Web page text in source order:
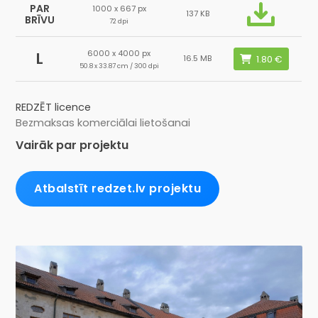
PAR
BRĪVU
1000 x 667 px
72 dpi
137 KB
L 6000 x 4000 px
50.8 x 33.87 cm / 300 dpi
16.5 MB
REDZĒT licence
Bezmaksas komerciālai lietošanai
Vairāk par projektu
Atbalstīt redzet.lv projektu